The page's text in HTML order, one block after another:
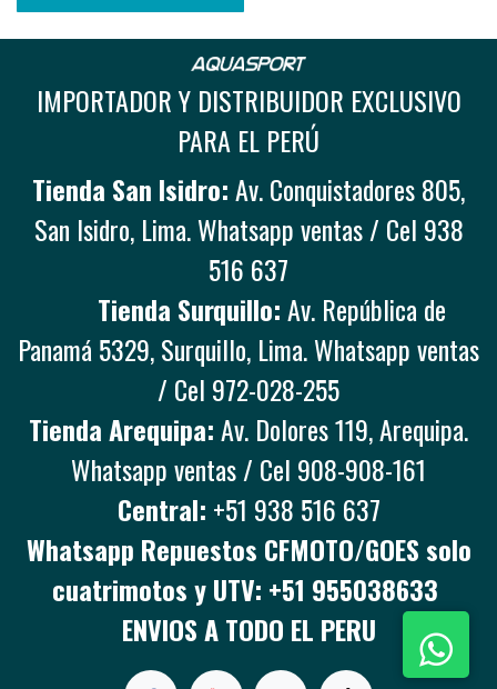
IMPORTADOR Y DISTRIBUIDOR EXCLUSIVO
PARA EL PERÚ
Tienda San Isidro:Av. Conquistadores 805,
San Isidro, Lima. Whatsapp ventas / Cel 938
516 637
Tienda Surquillo:Av. República de
Panamá 5329, Surquillo, Lima. Whatsapp ventas
/ Cel 972-028-255
Tienda Arequipa:Av. Dolores 119, Arequipa.
Whatsapp ventas / Cel 908-908-161
Central: +51 938 516 637
Whatsapp Repuestos CFMOTO/GOES solo
cuatrimotos y UTV: +51 955038633
ENVIOS A TODO EL PERU